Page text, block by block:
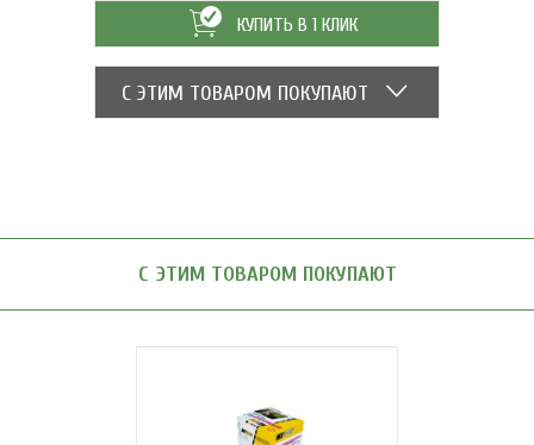
КУПИТЬ В 1 КЛИК
С ЭТИМ ТОВАРОМ ПОКУПАЮТ
С ЭТИМ ТОВАРОМ ПОКУПАЮТ